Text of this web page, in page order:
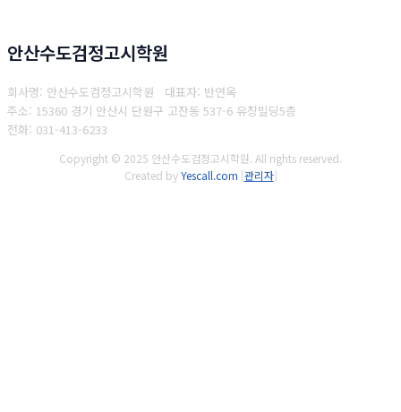
안산수도검정고시학원
회사명: 안산수도검정고시학원 대표자: 반연옥
주소: 15360 경기 안산시 단원구 고잔동 537-6 유창빌딩5층
전화: 031-413-6233
Copyright © 2025 안산수도검정고시학원. All rights reserved.
Created byYescall.com [관리자]